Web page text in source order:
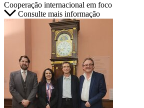
Cooperação internacional em foco
Consulte mais informação